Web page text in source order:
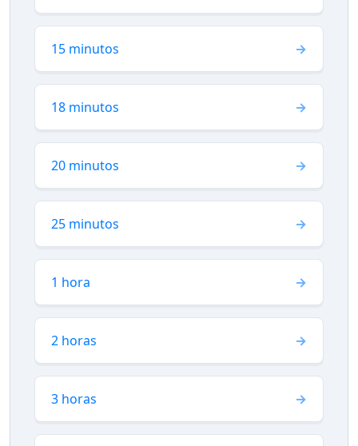
15 minutos
18 minutos
20 minutos
25 minutos
1 hora
2 horas
3 horas